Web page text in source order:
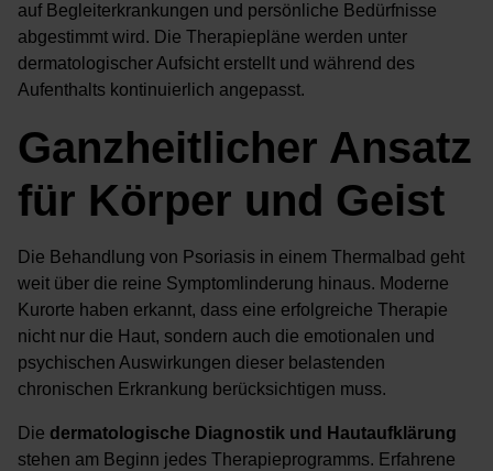
auf Begleiterkrankungen und persönliche Bedürfnisse
abgestimmt wird. Die Therapiepläne werden unter
dermatologischer Aufsicht erstellt und während des
Aufenthalts kontinuierlich angepasst.
Ganzheitlicher Ansatz
für Körper und Geist
Die Behandlung von Psoriasis in einem Thermalbad geht
weit über die reine Symptomlinderung hinaus. Moderne
Kurorte haben erkannt, dass eine erfolgreiche Therapie
nicht nur die Haut, sondern auch die emotionalen und
psychischen Auswirkungen dieser belastenden
chronischen Erkrankung berücksichtigen muss.
Die dermatologische Diagnostik und Hautaufklärung
stehen am Beginn jedes Therapieprogramms. Erfahrene